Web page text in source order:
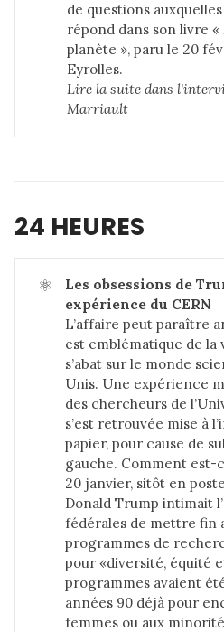
de questions
répond dans son livre «
planète », paru le 20
Eyrolles.
Lire la suite dans
Marriault
24 HEURES
⚛️
Les obsessions de
expérience du CERN
L’affaire peut paraître
est emblématique de la
s’abat sur le monde
Unis. Une expérience
des chercheurs de
s’est retrouvée mise à
papier, pour cause de
gauche. Comment est-
20 janvier, sitôt en
Donald Trump intimait
fédérales de mettre fin
programmes de
pour «diversité, équité
programmes avaient
années 90 déjà pour
femmes ou aux